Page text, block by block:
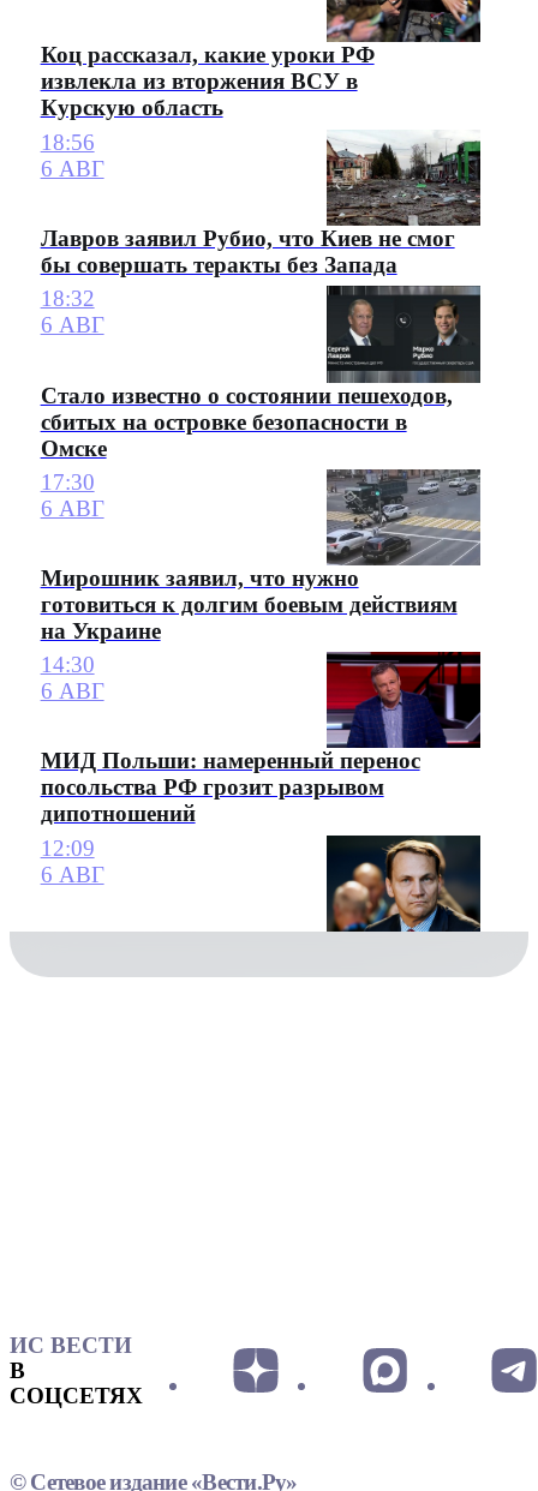
Коц рассказал, какие уроки РФ
извлекла из вторжения ВСУ в
Курскую область
18:56
6 АВГ
Лавров заявил Рубио, что Киев не смог
бы совершать теракты без Запада
18:32
6 АВГ
Стало известно о состоянии пешеходов,
сбитых на островке безопасности в
Омске
17:30
6 АВГ
Мирошник заявил, что нужно
готовиться к долгим боевым действиям
на Украине
14:30
6 АВГ
МИД Польши: намеренный перенос
посольства РФ грозит разрывом
дипотношений
12:09
6 АВГ
ИС ВЕСТИ
В
СОЦСЕТЯХ
© Сетевое издание «Вести.Ру»